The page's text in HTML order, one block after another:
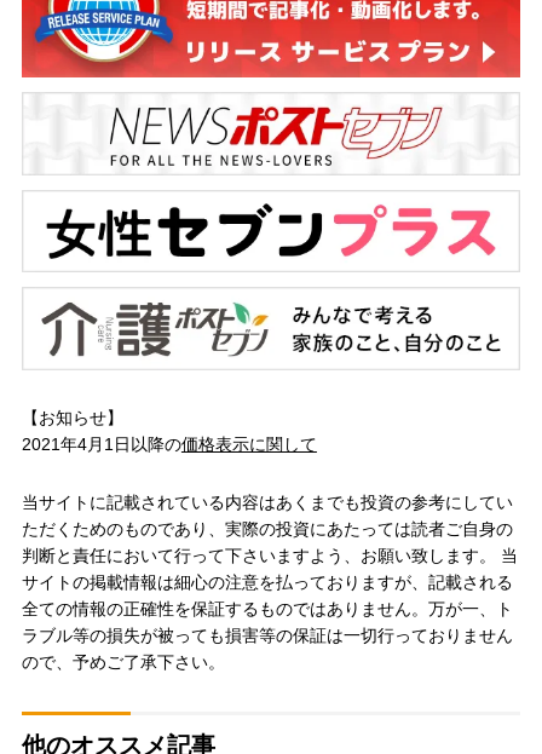
【お知らせ】
2021年4月1日以降の価格表示に関して
当サイトに記載されている内容はあくまでも投資の参考にしてい
ただくためのものであり、実際の投資にあたっては読者ご自身の
判断と責任において行って下さいますよう、お願い致します。 当
サイトの掲載情報は細心の注意を払っておりますが、記載される
全ての情報の正確性を保証するものではありません。万が一、ト
ラブル等の損失が被っても損害等の保証は一切行っておりません
ので、予めご了承下さい。
他のオススメ記事